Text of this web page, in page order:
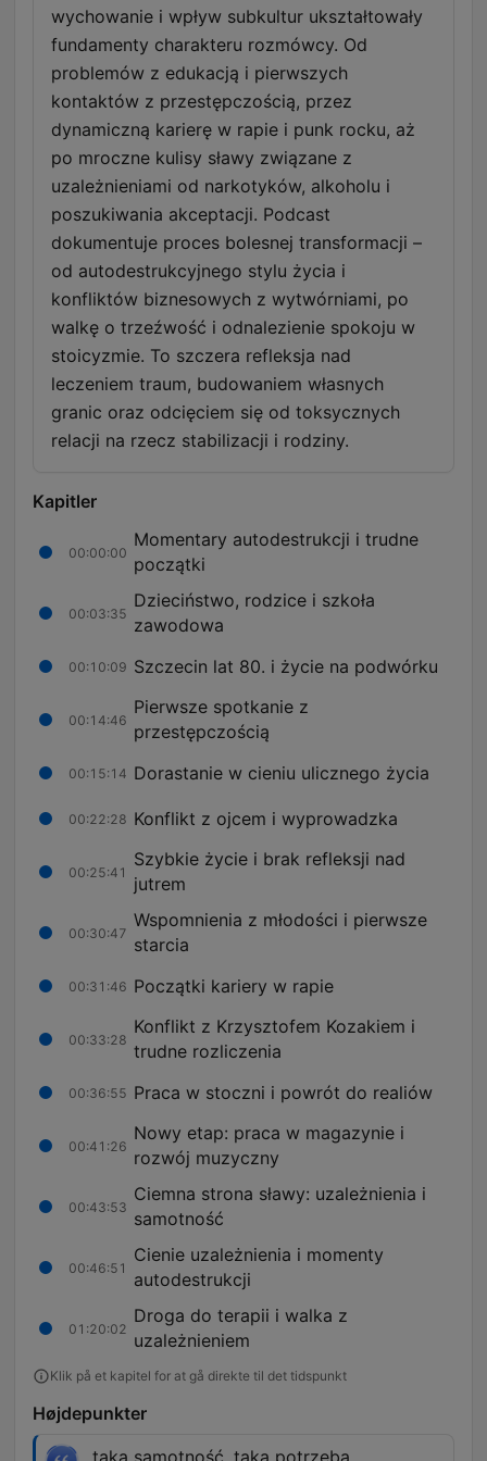
wychowanie i wpływ subkultur ukształtowały
fundamenty charakteru rozmówcy. Od
problemów z edukacją i pierwszych
kontaktów z przestępczością, przez
dynamiczną karierę w rapie i punk rocku, aż
po mroczne kulisy sławy związane z
uzależnieniami od narkotyków, alkoholu i
poszukiwania akceptacji. Podcast
dokumentuje proces bolesnej transformacji –
od autodestrukcyjnego stylu życia i
konfliktów biznesowych z wytwórniami, po
walkę o trzeźwość i odnalezienie spokoju w
stoicyzmie. To szczera refleksja nad
leczeniem traum, budowaniem własnych
granic oraz odcięciem się od toksycznych
relacji na rzecz stabilizacji i rodziny.
Kapitler
00:00:00
Momentary autodestrukcji i trudne
początki
00:03:35
Dzieciństwo, rodzice i szkoła
zawodowa
00:10:09 Szczecin lat 80. i życie na podwórku
00:14:46
Pierwsze spotkanie z
przestępczością
00:15:14 Dorastanie w cieniu ulicznego życia
00:22:28 Konflikt z ojcem i wyprowadzka
00:25:41
Szybkie życie i brak refleksji nad
jutrem
00:30:47
Wspomnienia z młodości i pierwsze
starcia
00:31:46 Początki kariery w rapie
00:33:28
Konflikt z Krzysztofem Kozakiem i
trudne rozliczenia
00:36:55 Praca w stoczni i powrót do realiów
00:41:26
Nowy etap: praca w magazynie i
rozwój muzyczny
00:43:53
Ciemna strona sławy: uzależnienia i
samotność
00:46:51
Cienie uzależnienia i momenty
autodestrukcji
01:20:02
Droga do terapii i walka z
uzależnieniem
Klik på et kapitel for at gå direkte til det tidspunkt
Højdepunkter